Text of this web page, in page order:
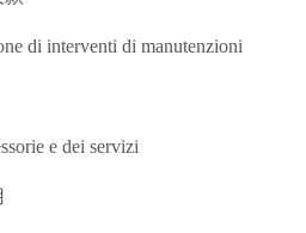
di interventi di manutenzioni
e dei servizi